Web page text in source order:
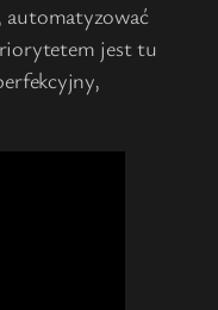
automatyzować
jest tu